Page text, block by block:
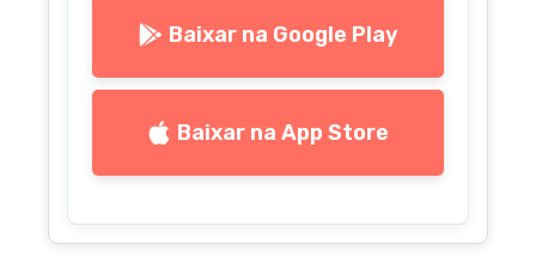
Baixar na Google Play
Baixar na App Store